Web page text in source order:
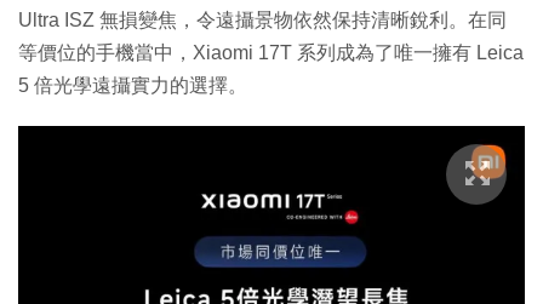
Ultra ISZ 無損變焦，令遠攝景物依然保持清晰銳利。在同
等價位的手機當中，Xiaomi 17T 系列成為了唯一擁有 Leica
5 倍光學遠攝實力的選擇。